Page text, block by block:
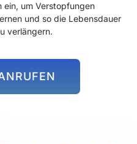
ein, um Verstopfungen
und so die Lebensdauer
verlängern.